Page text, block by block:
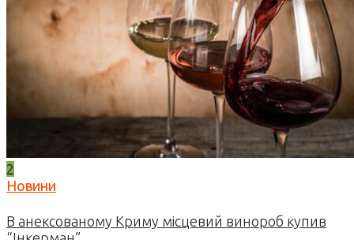
2
Новини
В анексованому Криму місцевий винороб купив